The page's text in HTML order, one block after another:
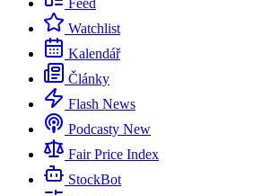
Feed
Watchlist
Kalendář
Články
Flash News
Podcasty New
Fair Price Index
StockBot